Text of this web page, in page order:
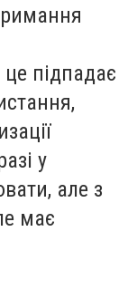
підпадає
у
але з
має